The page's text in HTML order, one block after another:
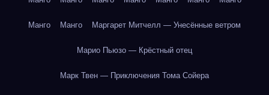
Манго Манго Маргарет Митчелл — Унесённые ветром
Марио Пьюзо — Крёстный отец
Марк Твен — Приключения Тома Сойера